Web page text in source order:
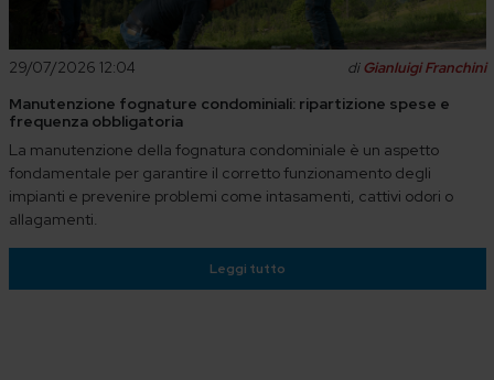
29/07/2026 12:04 diGianluigi Franchini
Manutenzione fognature condominiali: ripartizione spese e
frequenza obbligatoria
La manutenzione della fognatura condominiale è un aspetto
fondamentale per garantire il corretto funzionamento degli
impianti e prevenire problemi come intasamenti, cattivi odori o
allagamenti.
Leggi tutto